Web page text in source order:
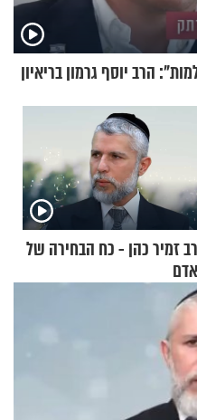
הרב יוסף גרמון בריאיון
זמיר כהן - כח הבחירה של